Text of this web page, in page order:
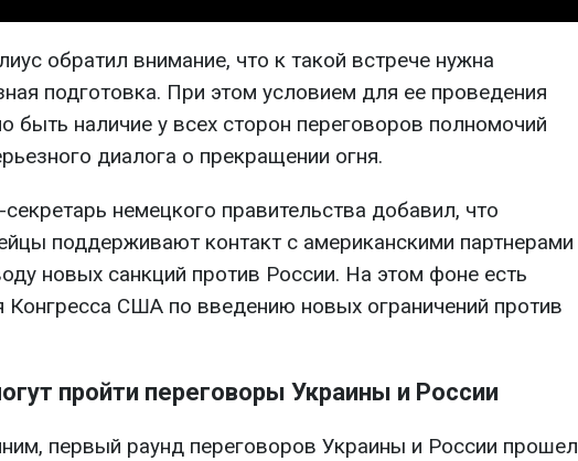
обратил внимание, что к такой встрече нужна
подготовка. При этом условием для ее проведения
быть наличие у всех сторон переговоров полномочий
диалога о прекращении огня.
немецкого правительства добавил, что
поддерживают контакт с американскими партнерами
новых санкций против России. На этом фоне есть
Конгресса США по введению новых ограничений против
пройти переговоры Украины и России
первый раунд переговоров Украины и России прошел